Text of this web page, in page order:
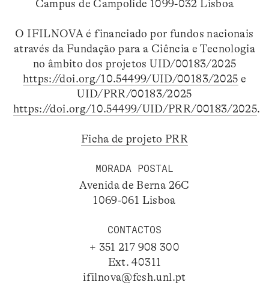
Campus de Campolide 1099-032 Lisboa
O IFILNOVA é financiado por fundos nacionais
através da Fundação para a Ciência e Tecnologia
no âmbito dos projetos UID/00183/2025
https://doi.org/10.54499/UID/00183/2025 e
UID/PRR/00183/2025
https://doi.org/10.54499/UID/PRR/00183/2025.
Ficha de projeto PRR
MORADA POSTAL
Avenida de Berna 26C
1069-061 Lisboa
CONTACTOS
+ 351 217 908 300
Ext. 40311
ifilnova@fcsh.unl.pt